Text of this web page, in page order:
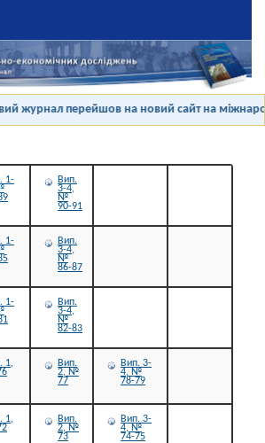
перейшов на новий сайт на
1-
Вип.
3-4,
№
90-91
1-
Вип.
3-4,
№
86-87
1-
Вип.
3-4,
№
82-83
1,
Вип.
2, №
77
Вип. 3-
4, №
78-79
1,
Вип.
2, №
73
Вип. 3-
4, №
74-75